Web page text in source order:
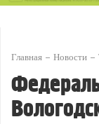
Главная Новости